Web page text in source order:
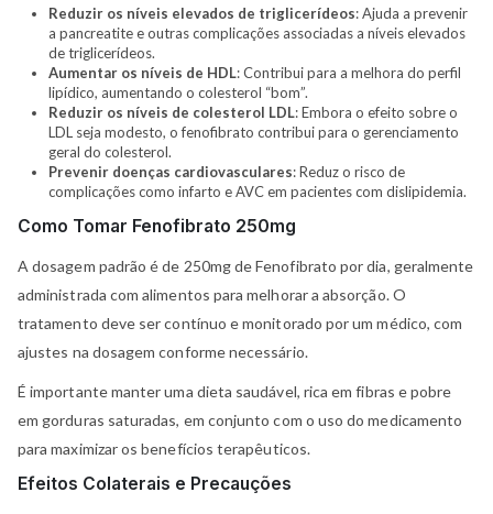
Reduzir os níveis elevados de triglicerídeos: Ajuda a prevenir
a pancreatite e outras complicações associadas a níveis elevados
de triglicerídeos.
Aumentar os níveis de HDL: Contribui para a melhora do perfil
lipídico, aumentando o colesterol “bom”.
Reduzir os níveis de colesterol LDL: Embora o efeito sobre o
LDL seja modesto, o fenofibrato contribui para o gerenciamento
geral do colesterol.
Prevenir doenças cardiovasculares: Reduz o risco de
complicações como infarto e AVC em pacientes com dislipidemia.
Como Tomar Fenofibrato 250mg
A dosagem padrão é de 250mg de Fenofibrato por dia, geralmente
administrada com alimentos para melhorar a absorção. O
tratamento deve ser contínuo e monitorado por um médico, com
ajustes na dosagem conforme necessário.
É importante manter uma dieta saudável, rica em fibras e pobre
em gorduras saturadas, em conjunto com o uso do medicamento
para maximizar os benefícios terapêuticos.
Efeitos Colaterais e Precauções